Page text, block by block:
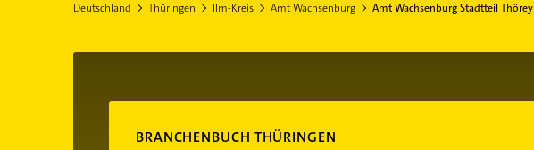
Deutschland Thüringen Ilm-Kreis Amt Wachsenburg Amt Wachsenburg Stadtteil Thörey
BRANCHENBUCH THÜRINGEN